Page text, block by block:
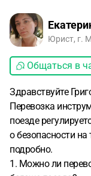
Юрист, г.
Общаться в
Здравствуйте
Перевозка
поезде
о безопасности
подробно.
1. Можно ли